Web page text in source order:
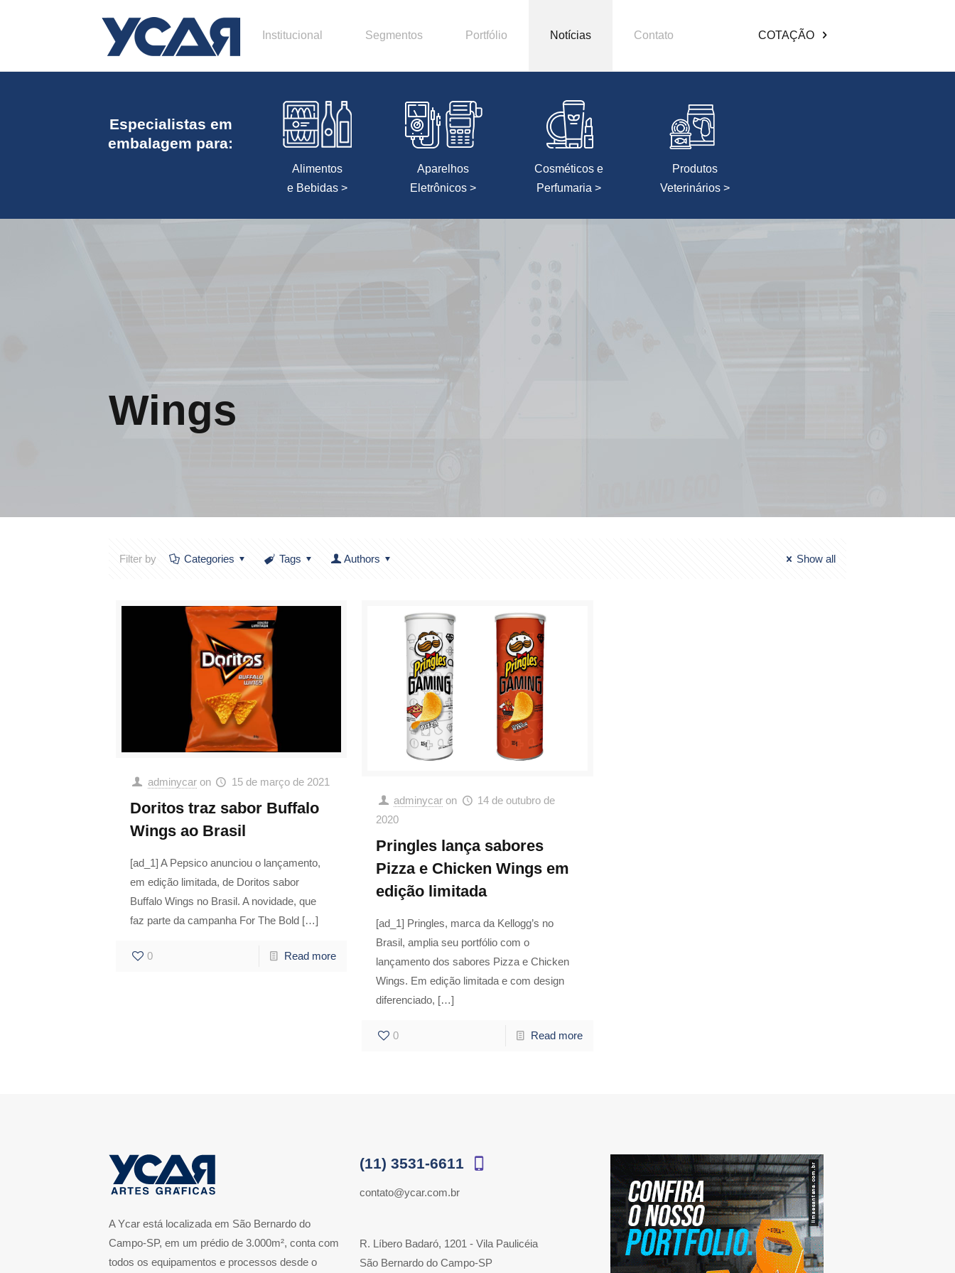
Institucional Segmentos Portfólio Notícias Contato COTAÇÃO
Especialistas em
embalagem para:
Alimentos
e Bebidas >
Aparelhos
Eletrônicos >
Cosméticos e
Perfumaria >
Produtos
Veterinários >
Wings
Filter by Categories Tags Authors Show all
adminycar on 15 de março de 2021
Doritos traz sabor Buffalo
Wings ao Brasil
[ad_1] A Pepsico anunciou o lançamento,
em edição limitada, de Doritos sabor
Buffalo Wings no Brasil. A novidade, que
faz parte da campanha For The Bold[…]
0 Read more
adminycar on
14 de outubro de
2020
Pringles lança sabores
Pizza e Chicken Wings em
edição limitada
[ad_1] Pringles, marca da Kellogg’s no
Brasil, amplia seu portfólio com o
lançamento dos sabores Pizza e Chicken
Wings. Em edição limitada e com design
diferenciado, […]
0 Read more
A Ycar está localizada em São Bernardo do
Campo-SP, em um prédio de 3.000m², conta com
todos os equipamentos e processos desde o
(11) 3531-6611
contato@ycar.com.br
R. Líbero Badaró, 1201 - Vila Paulicéia
São Bernardo do Campo-SP